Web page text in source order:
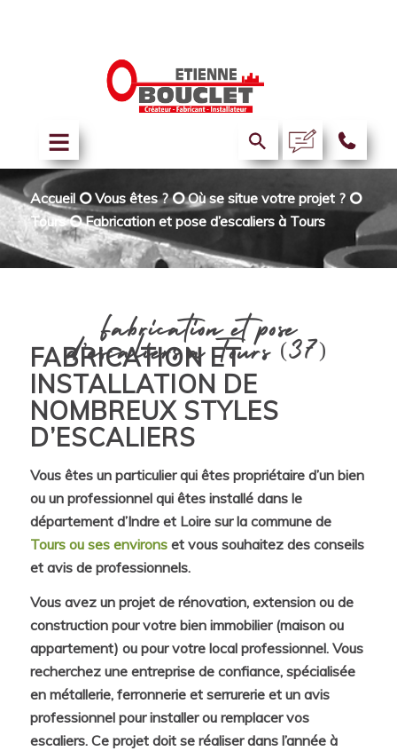
Accueil⭘Vous êtes ?⭘Où se situe votre projet ?⭘
Tours⭘Fabrication et pose d’escaliers à Tours
Fabrication et pose
d’escaliers à Tours (37)
FABRICATION ET
INSTALLATION DE
NOMBREUX STYLES
D’ESCALIERS
Vous êtes un particulier qui êtes propriétaire d’un bien
ou un professionnel qui êtes installé dans le
département d’Indre et Loire sur la commune de
Tours ou ses environset vous souhaitez des conseils
et avis de professionnels.
Vous avez un projet de rénovation, extension ou de
construction pour votre bien immobilier (maison ou
appartement) ou pour votre local professionnel. Vous
recherchez une entreprise de confiance, spécialisée
en métallerie, ferronnerie et serrurerie et un avis
professionnel pour installer ou remplacer vos
escaliers. Ce projet doit se réaliser dans l’année à